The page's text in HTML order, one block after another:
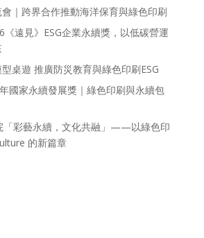
｜跨界合作推動海洋保育與綠色印刷
遠見》ESG企業永續獎，以低碳營運
桌遊 推廣防災教育與綠色印刷ESG
國家永續發展獎｜綠色印刷與永續包
「彩藝永續，文化共融」——以綠色印
的新篇章